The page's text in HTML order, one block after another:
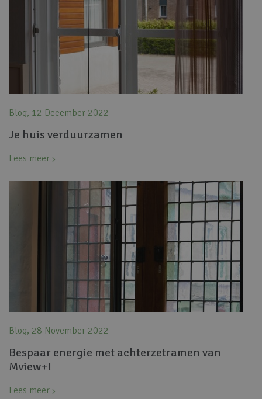
Blog, 12 December 2022
Je huis verduurzamen
Lees meer
Blog, 28 November 2022
Bespaar energie met achterzetramen van
Mview+!
Lees meer